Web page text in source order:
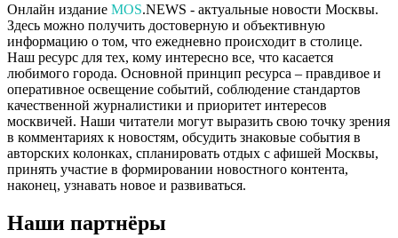
Онлайн издание MOS.NEWS - актуальные новости Москвы.
Здесь можно получить достоверную и объективную
информацию о том, что ежедневно происходит в столице.
Наш ресурс для тех, кому интересно все, что касается
любимого города. Основной принцип ресурса – правдивое и
оперативное освещение событий, соблюдение стандартов
качественной журналистики и приоритет интересов
москвичей. Наши читатели могут выразить свою точку зрения
в комментариях к новостям, обсудить знаковые события в
авторских колонках, спланировать отдых с афишей Москвы,
принять участие в формировании новостного контента,
наконец, узнавать новое и развиваться.
Наши партнёры